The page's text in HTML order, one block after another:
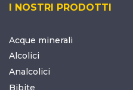
I NOSTRI PRODOTTI
Acque minerali
Alcolici
Analcolici
Bibite